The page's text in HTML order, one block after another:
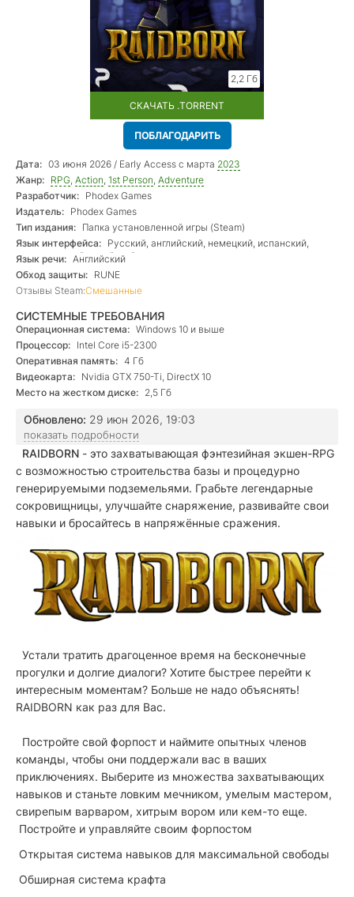
2,2 Гб
СКАЧАТЬ .TORRENT
ПОБЛАГОДАРИТЬ
Дата: 03 июня 2026 / Early Access с марта 2023
Жанр: RPG, Action, 1st Person, Adventure
Разработчик: Phodex Games
Издатель: Phodex Games
Тип издания: Папка установленной игры (Steam)
Язык интерфейса: Русский, английский, немецкий, испанский,
португальский, китайский
Язык речи: Английский
Обход защиты: RUNE
Отзывы Steam:Смешанные
СИСТЕМНЫЕ ТРЕБОВАНИЯ
Операционная система: Windows 10 и выше
Процессор: Intel Core i5-2300
Оперативная память: 4 Гб
Видеокарта: Nvidia GTX 750-Ti, DirectX 10
Место на жестком диске: 2,5 Гб
Обновлено: 29 июн 2026, 19:03
показать подробности
RAIDBORN - это захватывающая фэнтезийная экшен-RPG
с возможностью строительства базы и процедурно
генерируемыми подземельями. Грабьте легендарные
сокровищницы, улучшайте снаряжение, развивайте свои
навыки и бросайтесь в напряжённые сражения.
Устали тратить драгоценное время на бесконечные
прогулки и долгие диалоги? Хотите быстрее перейти к
интересным моментам? Больше не надо объяснять!
RAIDBORN как раз для Вас.
Постройте свой форпост и наймите опытных членов
команды, чтобы они поддержали вас в ваших
приключениях. Выберите из множества захватывающих
навыков и станьте ловким мечником, умелым мастером,
свирепым варваром, хитрым вором или кем-то еще.
Постройте и управляйте своим форпостом
Открытая система навыков для максимальной свободы
Обширная система крафта